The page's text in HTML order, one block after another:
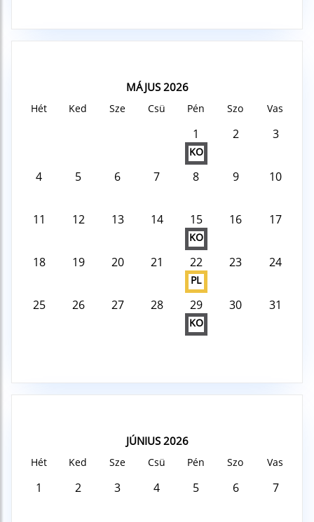
MÁJUS 2026
Hét Ked Sze Csü Pén Szo Vas
1
KO
2 3
4 5 6 7 8 9 10
11 12 13 14 15
KO
16 17
18 19 20 21 22
PL
23 24
25 26 27 28 29
KO
30 31
JÚNIUS 2026
Hét Ked Sze Csü Pén Szo Vas
1 2 3 4 5 6 7